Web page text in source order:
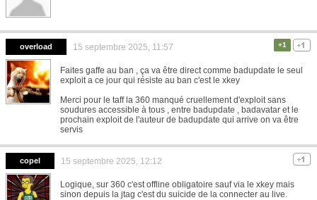
overload 15 septembre 2025, 11:57 +1
Faites gaffe au ban , ça va être direct comme badupdate le seul
exploit a ce jour qui résiste au ban c'est le xkey
Merci pour le taff la 360 manqué cruellement d'exploit sans
soudures accessible à tous , entre badupdate , badavatar et le
prochain exploit de l'auteur de badupdate qui arrive on va être
servis
copel 15 septembre 2025, 12:12
Logique, sur 360 c'est offline obligatoire sauf via le xkey mais
sinon depuis la jtag c'est du suicide de la connecter au live.